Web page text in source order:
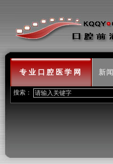
专业口腔医学网 新闻
搜索：